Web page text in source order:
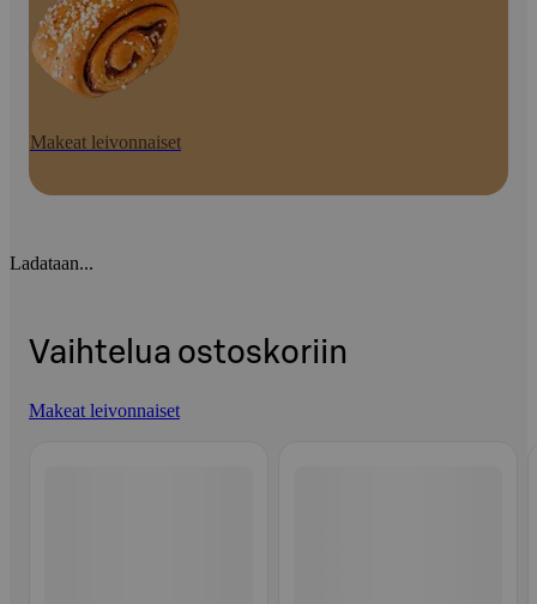
Makeat leivonnaiset
Ladataan...
Vaihtelua ostoskoriin
Makeat leivonnaiset